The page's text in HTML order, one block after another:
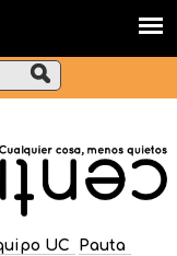
UC Pauta